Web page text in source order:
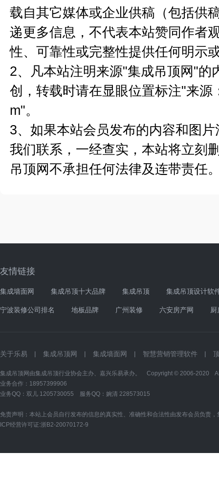
载自其它媒体或企业供稿（包括供
递更多信息，不代表本站赞同作者
性、可靠性或完整性提供任何明示
2、凡本站注明来源"集成吊顶网"的
创，转载时请在显眼位置标注"来
m"。
3、如果本站会员发布的内容和图
我们联系，一经查实，本站将立刻
吊顶网不承担任何法律及连带责任
友情链接
集成墙面网 集成吊顶十大品牌 集成吊顶 集成吊顶设计软
宁波装修公司排名 地板品牌 广州装修 六安房产网
关于乐易 | 集成吊顶网 | 集成墙面网 | 智慧营销管理软件 |
集成吊顶网由集成吊顶行业协会主办、嘉兴乐易承办。 Copyright © 2006-2020
业务合作：18957399906
业务QQ：双儿 1205730055 服务QQ：婉清 228573015
免责声明：本站上会员自行发布的信息的真实性、准确性和合法性由发布会员负责
ICP经营许可证:浙B2-20070172-9